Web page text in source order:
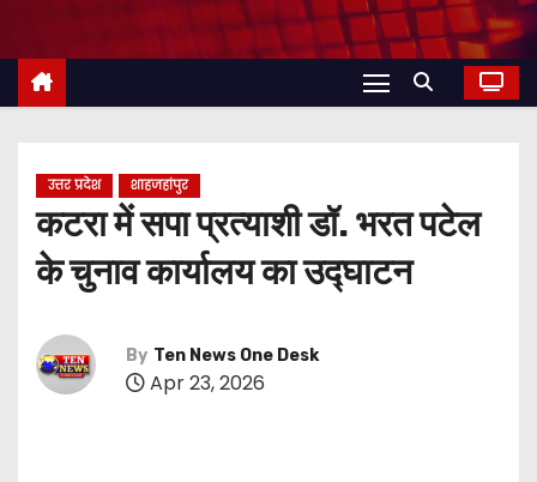
t
उत्तर प्रदेश शाहजहांपुर
कटरा में सपा प्रत्याशी डॉ. भरत पटेल
के चुनाव कार्यालय का उद्घाटन
By Ten News One Desk
Apr 23, 2026